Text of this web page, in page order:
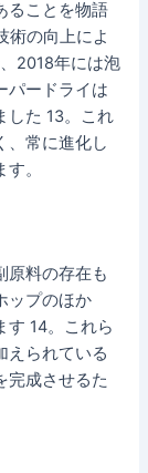
ることを物語
術の向上によ
2018年には泡
パードライは
した 13。これ
、常に進化し
。
原料の存在も
ップのほか
す 14。これら
えられている
完成させるた